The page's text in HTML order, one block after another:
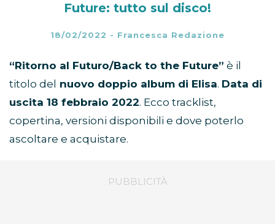
Future: tutto sul disco!
18/02/2022 - Francesca Redazione
“Ritorno al Futuro/Back to the Future” è il
titolo del nuovo doppio album di Elisa. Data di
uscita 18 febbraio 2022. Ecco tracklist,
copertina, versioni disponibili e dove poterlo
ascoltare e acquistare.